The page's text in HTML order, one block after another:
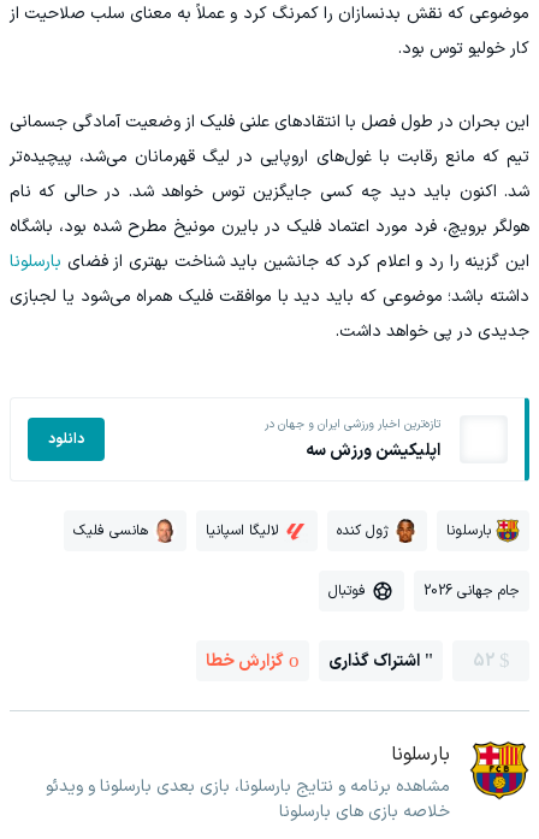
موضوعی که نقش بدنسازان را کمرنگ کرد و عملاً به معنای سلب صلاحیت از
کار خولیو توس بود.
این بحران در طول فصل با انتقادهای علنی فلیک از وضعیت آمادگی جسمانی
تیم که مانع رقابت با غول‌های اروپایی در لیگ قهرمانان می‌شد، پیچیده‌تر
شد. اکنون باید دید چه کسی جایگزین توس خواهد شد. در حالی که نام
هولگر برویچ، فرد مورد اعتماد فلیک در بایرن مونیخ مطرح شده بود، باشگاه
این گزینه را رد و اعلام کرد که جانشین باید شناخت بهتری از فضای بارسلونا
داشته باشد؛ موضوعی که باید دید با موافقت فلیک همراه می‌شود یا لجبازی
جدیدی در پی خواهد داشت.
تازه‌ترین اخبار ورزشی ایران و جهان در
اپلیکیشن ورزش سه دانلود
بارسلونا ژول کنده لالیگا اسپانیا هانسی فلیک
جام جهانی 2026 فوتبال
52 اشتراک گذاری گزارش خطا
بارسلونا
مشاهده برنامه و نتایج بارسلونا، بازی بعدی بارسلونا و ویدئو
خلاصه بازی های بارسلونا